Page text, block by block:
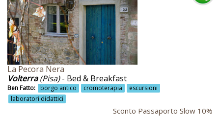
Giochi per bambini
Giornate nell'orto
Glicine monumentale
Gorizia
Grappe
Grotta artificiale
La Pecora Nera
Volterra(Pisa)- Bed & Breakfast
Ben Fatto: borgo antico cromoterapia
escursioni
laboratori didattici
Sconto Passaporto Slow 10%